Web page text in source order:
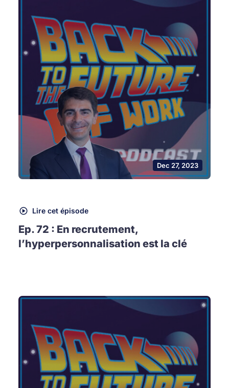
Dec 27, 2023
Lire cet épisode
Ep. 72 : En recrutement,
l’hyperpersonnalisation est la clé